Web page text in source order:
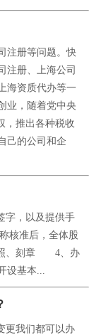
注册等问题。快
注册、上海公司
海资质代办等一
，随着党中央
，推出各种税收
己的公司和企
字，以及提供手
核准后，全体股
照、刻章 4、办
基本...
更我们都可以办